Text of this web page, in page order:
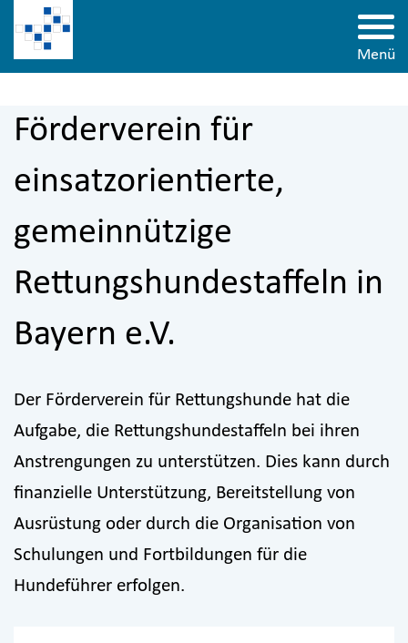
Navigation und Service
Direkt zu:
Zur Hauptnavigation springen
Zur Suche springen
Zum Inhalt springen
Zu den Service-Informationen springen
Menü
Förderverein für
einsatzorientierte,
gemeinnützige
Rettungshundestaffeln in
Bayern e.V.
Der Förderverein für Rettungshunde hat die
Aufgabe, die Rettungshundestaffeln bei ihren
Anstrengungen zu unterstützen. Dies kann durch
finanzielle Unterstützung, Bereitstellung von
Ausrüstung oder durch die Organisation von
Schulungen und Fortbildungen für die
Hundeführer erfolgen.